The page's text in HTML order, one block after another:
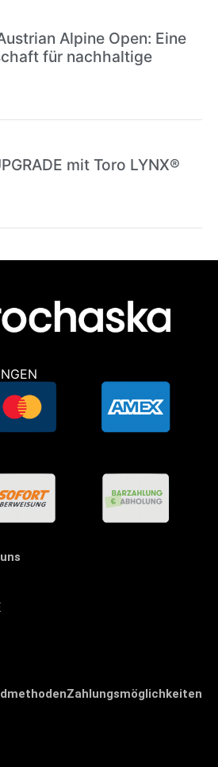
Alpine Open: Eine
für nachhaltige
mit Toro LYNX®
Zahlungsmöglichkeiten